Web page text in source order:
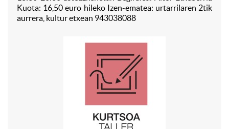
Kuota: 16,50 euro hileko Izen-ematea: urtarrilaren 2tik
aurrera, kultur etxean 943038088